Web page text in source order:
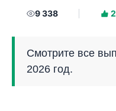
9 338 2
Смотрите все
2026 год.